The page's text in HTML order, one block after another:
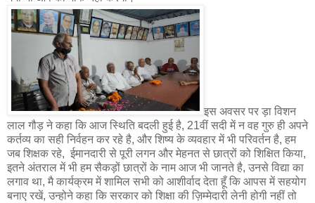
इस अवसर पर ड़ा विशन
लाल गौड़ ने कहा कि आज स्थिति बदली हुई है, 21वीं सदी में न वह गुरु ही अपने
कर्तव्य का सही निर्वहन कर रहे है, और शिष्य के व्यवहार में भी परिवर्तन है, हम
जब शिक्षक रहे, ईमानदारी से पूरी लगन और मेहनत से छात्रों को शिक्षित किया,
इतने अंतराल में भी हम सैकड़ों छात्रों के नाम आज भी जानते है, उनसे विद्या का
लगाव था, मै कार्यक्रम में शामिल सभी को आशीर्वाद देता हूँ कि आपस में सहयोग
बनाए रखें, उन्होने कहा कि सरकार को शिक्षा की ज़िम्मेदारी लेनी होगी नहीं तो